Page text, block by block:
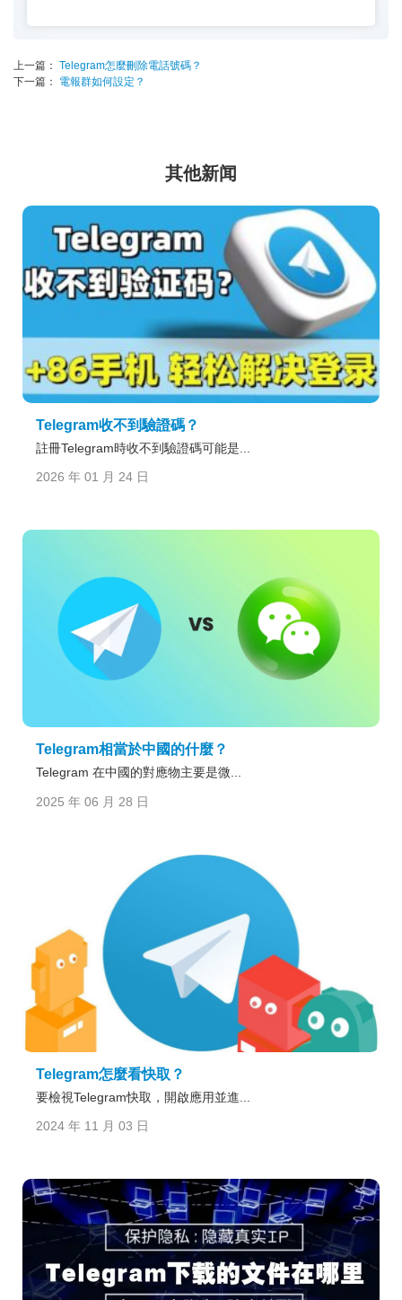
上一篇： Telegram怎麼刪除電話號碼？
下一篇：
電報群如何設定？
其他新闻
Telegram收不到驗證碼？
註冊Telegram時收不到驗證碼可能是...
2026 年 01 月 24 日
Telegram相當於中國的什麼？
Telegram 在中國的對應物主要是微...
2025 年 06 月 28 日
Telegram怎麼看快取？
要檢視Telegram快取，開啟應用並進...
2024 年 11 月 03 日